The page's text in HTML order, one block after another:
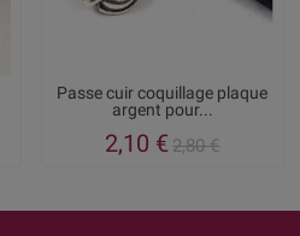
Passe cuir coquillage plaque
argent pour...
2,10 € 2,80 €